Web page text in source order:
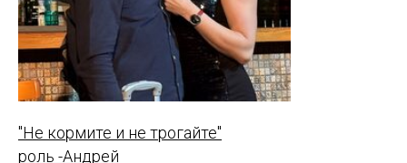
"Не кормите и не трогайте"
роль -Андрей